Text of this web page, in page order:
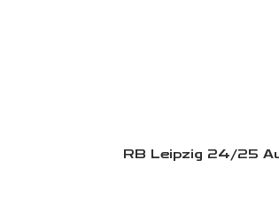
RB Leipzig 24/25